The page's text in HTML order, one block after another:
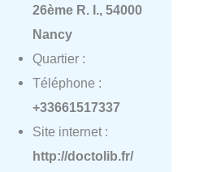
26ème R. I., 54000
Nancy
Quartier :
Téléphone :
+33661517337
Site internet :
http://doctolib.fr/